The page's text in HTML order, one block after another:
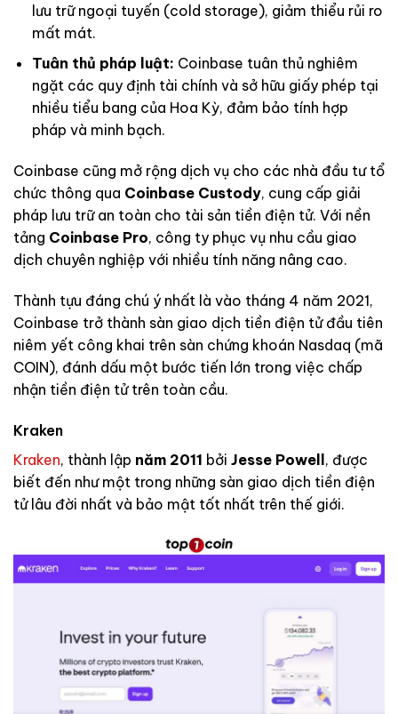
lưu trữ ngoại tuyến (cold storage), giảm thiểu rủi ro
mất mát.
Tuân thủ pháp luật: Coinbase tuân thủ nghiêm
ngặt các quy định tài chính và sở hữu giấy phép tại
nhiều tiểu bang của Hoa Kỳ, đảm bảo tính hợp
pháp và minh bạch.
Coinbase cũng mở rộng dịch vụ cho các nhà đầu tư tổ
chức thông qua Coinbase Custody, cung cấp giải
pháp lưu trữ an toàn cho tài sản tiền điện tử. Với nền
tảng Coinbase Pro, công ty phục vụ nhu cầu giao
dịch chuyên nghiệp với nhiều tính năng nâng cao.
Thành tựu đáng chú ý nhất là vào tháng 4 năm 2021,
Coinbase trở thành sàn giao dịch tiền điện tử đầu tiên
niêm yết công khai trên sàn chứng khoán Nasdaq (mã
COIN), đánh dấu một bước tiến lớn trong việc chấp
nhận tiền điện tử trên toàn cầu.
Kraken
Kraken, thành lập năm 2011 bởi Jesse Powell, được
biết đến như một trong những sàn giao dịch tiền điện
tử lâu đời nhất và bảo mật tốt nhất trên thế giới.